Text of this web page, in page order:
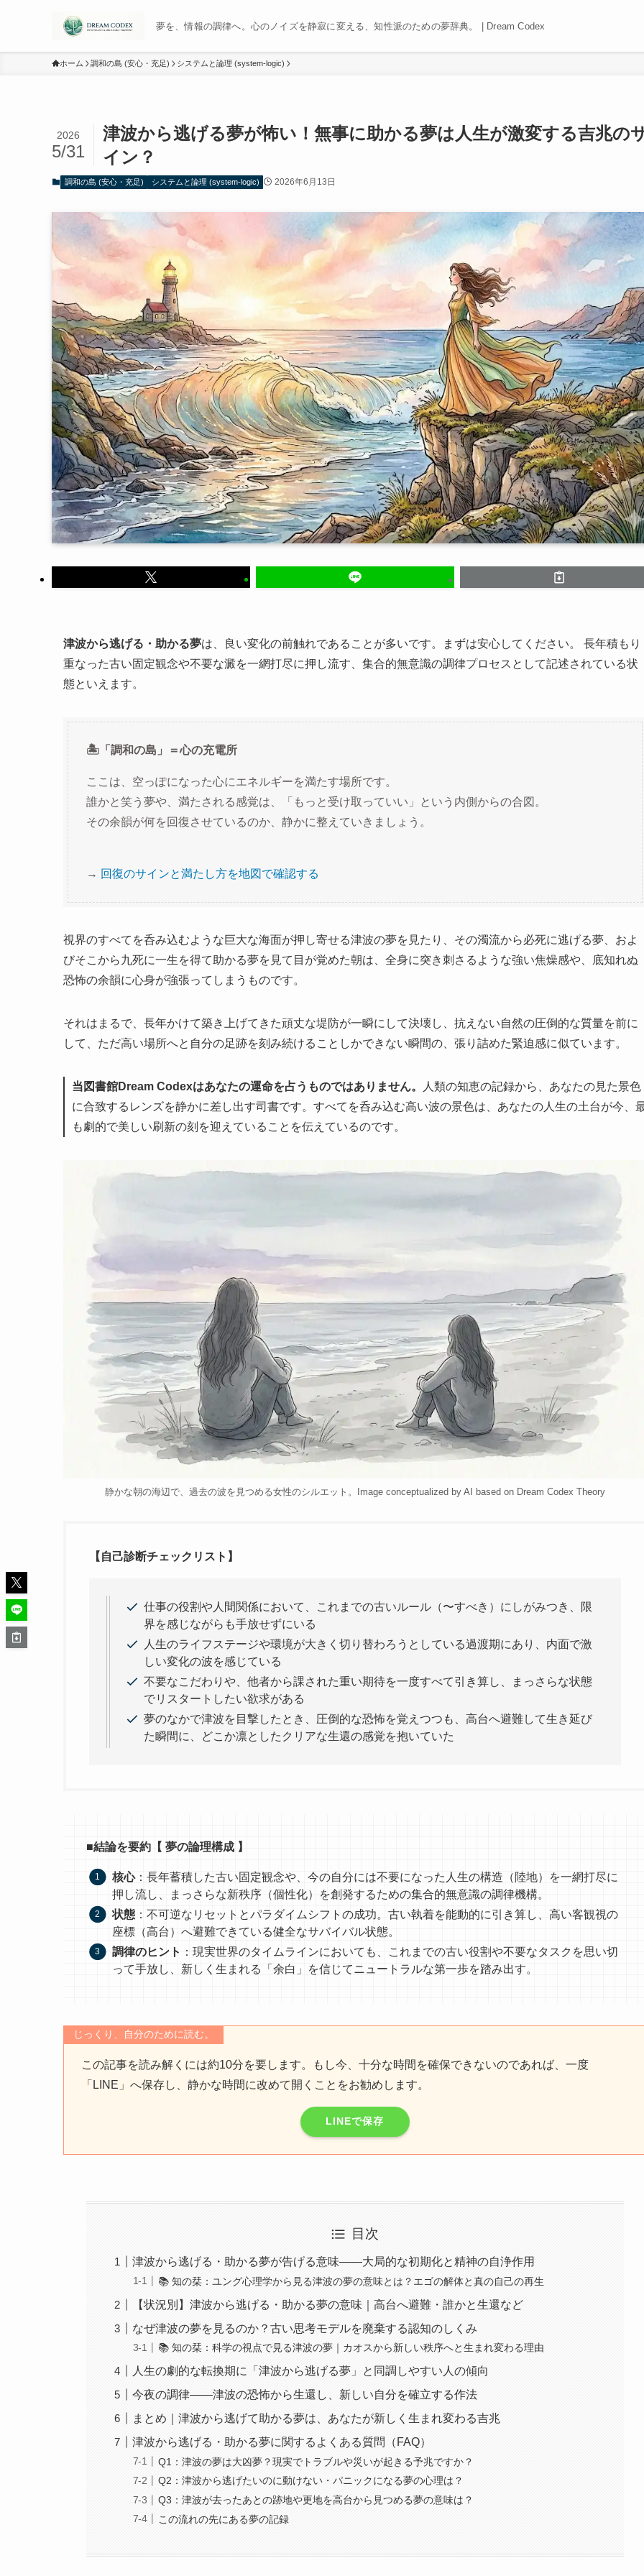
夢を、情報の調律へ。心のノイズを静寂に変える、知性派のための夢辞典。 | Dream Codex
ホーム 調和の島 (安心・充足) システムと論理 (system-logic)
津波から逃げる夢が怖い！無事に助かる夢は人生が激変する吉兆の
イン？
2026
5/31
調和の島 (安心・充足) システムと論理 (system-logic) 2026年6月13日
津波から逃げる・助かる夢は、良い変化の前触れであることが多いです。まずは安心してください。 長年積もり
重なった古い固定観念や不要な澱を一網打尽に押し流す、集合的無意識の調律プロセスとして記述されている状
態といえます。
🏝️「調和の島」＝心の充電所
ここは、空っぽになった心にエネルギーを満たす場所です。
誰かと笑う夢や、満たされる感覚は、「もっと受け取っていい」という内側からの合図。
その余韻が何を回復させているのか、静かに整えていきましょう。
→ 回復のサインと満たし方を地図で確認する
視界のすべてを呑み込むような巨大な海面が押し寄せる津波の夢を見たり、その濁流から必死に逃げる夢、およ
びそこから九死に一生を得て助かる夢を見て目が覚めた朝は、全身に突き刺さるような強い焦燥感や、底知れぬ
恐怖の余韻に心身が強張ってしまうものです。
それはまるで、長年かけて築き上げてきた頑丈な堤防が一瞬にして決壊し、抗えない自然の圧倒的な質量を前に
して、ただ高い場所へと自分の足跡を刻み続けることしかできない瞬間の、張り詰めた緊迫感に似ています。
当図書館Dream Codexはあなたの運命を占うものではありません。
人類の知恵の記録から、あなたの見た景色
に合致するレンズを静かに差し出す司書です。すべてを呑み込む高い波の景色は、あなたの人生の土台が今、
も劇的で美しい刷新の刻を迎えていることを伝えているのです。
静かな朝の海辺で、過去の波を見つめる女性のシルエット。Image conceptualized by AI based on Dream Codex Theory
【自己診断チェックリスト】
仕事の役割や人間関係において、これまでの古いルール（〜すべき）にしがみつき、限
界を感じながらも手放せずにいる
人生のライフステージや環境が大きく切り替わろうとしている過渡期にあり、内面で激
しい変化の波を感じている
不要なこだわりや、他者から課された重い期待を一度すべて引き算し、まっさらな状態
でリスタートしたい欲求がある
夢のなかで津波を目撃したとき、圧倒的な恐怖を覚えつつも、高台へ避難して生き延び
た瞬間に、どこか凛としたクリアな生還の感覚を抱いていた
■結論を要約【 夢の論理構成 】
核心：長年蓄積した古い固定観念や、今の自分には不要になった人生の構造（陸地）を一網打尽に
押し流し、まっさらな新秩序（個性化）を創発するための集合的無意識の調律機構。
状態 ：不可逆なリセットとパラダイムシフトの成功。古い執着を能動的に引き算し、高い客観視の
座標（高台）へ避難できている健全なサバイバル状態。
調律のヒント ：現実世界のタイムラインにおいても、これまでの古い役割や不要なタスクを思い切
って手放し、新しく生まれる「余白」を信じてニュートラルな第一歩を踏み出す。
じっくり、自分のために読む。
この記事を読み解くには約10分を要します。もし今、十分な時間を確保できないのであれば、一度
「LINE」へ保存し、静かな時間に改めて開くことをお勧めします。
LINEで保存
目次
津波から逃げる・助かる夢が告げる意味――大局的な初期化と精神の自浄作用
📚 知の栞：ユング心理学から見る津波の夢の意味とは？エゴの解体と真の自己の再生
【状況別】津波から逃げる・助かる夢の意味｜高台へ避難・誰かと生還など
なぜ津波の夢を見るのか？古い思考モデルを廃棄する認知のしくみ
📚 知の栞：科学の視点で見る津波の夢｜カオスから新しい秩序へと生まれ変わる理由
人生の劇的な転換期に「津波から逃げる夢」と同調しやすい人の傾向
今夜の調律――津波の恐怖から生還し、新しい自分を確立する作法
まとめ｜津波から逃げて助かる夢は、あなたが新しく生まれ変わる吉兆
津波から逃げる・助かる夢に関するよくある質問（FAQ）
Q1：津波の夢は大凶夢？現実でトラブルや災いが起きる予兆ですか？
Q2：津波から逃げたいのに動けない・パニックになる夢の心理は？
Q3：津波が去ったあとの跡地や更地を高台から見つめる夢の意味は？
この流れの先にある夢の記録